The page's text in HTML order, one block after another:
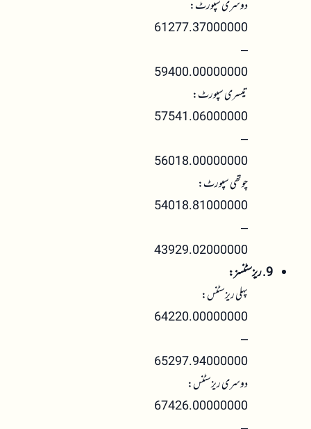
دوسری سپورٹ:
61277.37000000
–
59400.00000000
تیسری سپورٹ:
57541.06000000
–
56018.00000000
چوتھی سپورٹ:
54018.81000000
–
43929.02000000
9. ریزسٹنسز:
پہلی ریزسٹنس:
64220.00000000
–
65297.94000000
دوسری ریزسٹنس:
67426.00000000